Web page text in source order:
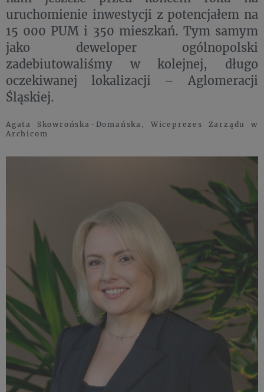
uruchomienie inwestycji z potencjałem na
15 000 PUM i 350 mieszkań. Tym samym
jako deweloper ogólnopolski
zadebiutowaliśmy w kolejnej, długo
oczekiwanej lokalizacji – Aglomeracji
Śląskiej.
Agata Skowrońska-Domańska, Wiceprezes Zarządu w
Archicom